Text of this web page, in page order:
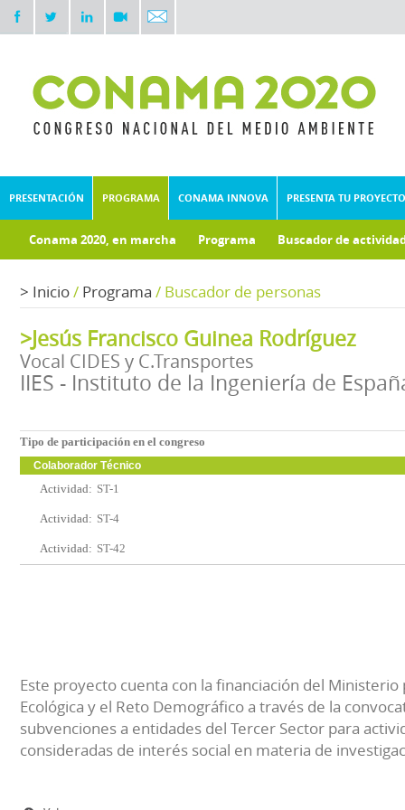
PRESENTACIÓN PROGRAMA CONAMA INNOVA PRESENTA TU PROYECTO
Conama 2020, en marcha Programa Buscador de
> Inicio/ Programa / Buscador de personas
>Jesús Francisco Guinea Rodríguez
Vocal CIDES y C.Transportes
IIES - Instituto de la Ingeniería de
Tipo de participación en el congreso
Colaborador Técnico
Actividad: ST-1
Actividad: ST-4
Actividad: ST-42
Este proyecto cuenta con la financiación del Ministerio
Ecológica y el Reto Demográfico a través de la
subvenciones a entidades del Tercer Sector para
consideradas de interés social en materia de